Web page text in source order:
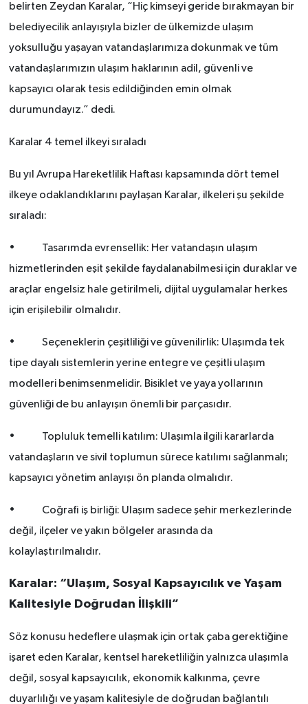
belirten Zeydan Karalar, “Hiç kimseyi geride bırakmayan bir
belediyecilik anlayışıyla bizler de ülkemizde ulaşım
yoksulluğu yaşayan vatandaşlarımıza dokunmak ve tüm
vatandaşlarımızın ulaşım haklarının adil, güvenli ve
kapsayıcı olarak tesis edildiğinden emin olmak
durumundayız.” dedi.
Karalar 4 temel ilkeyi sıraladı
Bu yıl Avrupa Hareketlilik Haftası kapsamında dört temel
ilkeye odaklandıklarını paylaşan Karalar, ilkeleri şu şekilde
sıraladı:
• Tasarımda evrensellik: Her vatandaşın ulaşım
hizmetlerinden eşit şekilde faydalanabilmesi için duraklar ve
araçlar engelsiz hale getirilmeli, dijital uygulamalar herkes
için erişilebilir olmalıdır.
• Seçeneklerin çeşitliliği ve güvenilirlik: Ulaşımda tek
tipe dayalı sistemlerin yerine entegre ve çeşitli ulaşım
modelleri benimsenmelidir. Bisiklet ve yaya yollarının
güvenliği de bu anlayışın önemli bir parçasıdır.
• Topluluk temelli katılım: Ulaşımla ilgili kararlarda
vatandaşların ve sivil toplumun sürece katılımı sağlanmalı;
kapsayıcı yönetim anlayışı ön planda olmalıdır.
• Coğrafi iş birliği: Ulaşım sadece şehir merkezlerinde
değil, ilçeler ve yakın bölgeler arasında da
kolaylaştırılmalıdır.
Karalar: “Ulaşım, Sosyal Kapsayıcılık ve Yaşam
Kalitesiyle Doğrudan İlişkili”
Söz konusu hedeflere ulaşmak için ortak çaba gerektiğine
işaret eden Karalar, kentsel hareketliliğin yalnızca ulaşımla
değil, sosyal kapsayıcılık, ekonomik kalkınma, çevre
duyarlılığı ve yaşam kalitesiyle de doğrudan bağlantılı